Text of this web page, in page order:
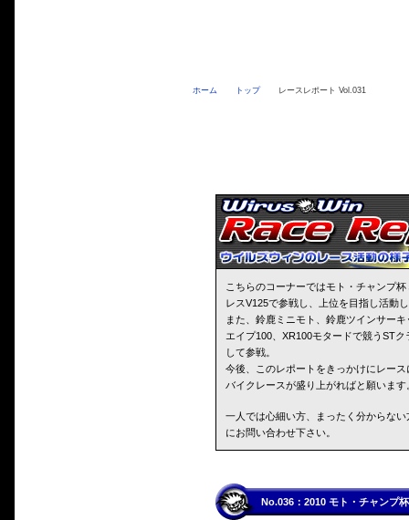
ホーム トップ レースレポート Vol.031
こちらのコーナーではモト・チャンプ
レスV125で参戦し、上位を目指し活動
また、鈴鹿ミニモト、鈴鹿ツインサー
エイプ100、XR100モタードで競うST
して参戦。
今後、このレポートをきっかけにレー
バイクレースが盛り上がればと願います
一人では心細い方、まったく分からな
にお問い合わせ下さい。
No.036：2010 モト・チャンプ